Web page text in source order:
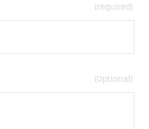
(required)
(Optional)